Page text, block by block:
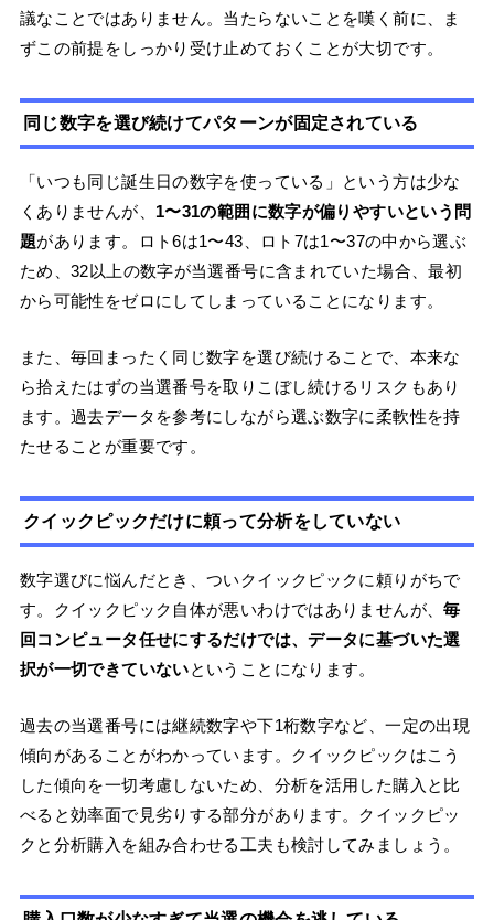
議なことではありません。当たらないことを嘆く前に、ま
ずこの前提をしっかり受け止めておくことが大切です。
同じ数字を選び続けてパターンが固定されている
「いつも同じ誕生日の数字を使っている」という方は少な
くありませんが、 1〜31の範囲に数字が偏りやすいという問
題があります。ロト6は1〜43、ロト7は1〜37の中から選ぶ
ため、32以上の数字が当選番号に含まれていた場合、最初
から可能性をゼロにしてしまっていることになります。
また、毎回まったく同じ数字を選び続けることで、本来な
ら拾えたはずの当選番号を取りこぼし続けるリスクもあり
ます。過去データを参考にしながら選ぶ数字に柔軟性を持
たせることが重要です。
クイックピックだけに頼って分析をしていない
数字選びに悩んだとき、ついクイックピックに頼りがちで
す。クイックピック自体が悪いわけではありませんが、毎
回コンピュータ任せにするだけでは、データに基づいた選
択が一切できていないということになります。
過去の当選番号には継続数字や下1桁数字など、一定の出現
傾向があることがわかっています。クイックピックはこう
した傾向を一切考慮しないため、分析を活用した購入と比
べると効率面で見劣りする部分があります。クイックピッ
クと分析購入を組み合わせる工夫も検討してみましょう。